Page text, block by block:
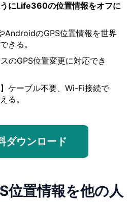
にLife360の位置情報をオフに
AndroidのGPS位置情報を世界
きる。
のGPS位置変更に対応でき
】ケーブル不要、Wi-Fi接続で
る。
ダウンロード
位置情報を他の人